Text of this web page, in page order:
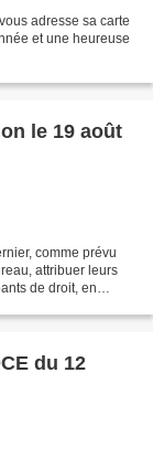
adresse sa carte
et une heureuse
le 19 août
comme prévu
attribuer leurs
de droit, en
du 12